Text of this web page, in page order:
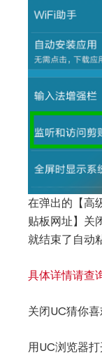
在弹出的【高
贴板网址】关
就结束了自动
具体详情请查
关闭UC猜你
用UC浏览器